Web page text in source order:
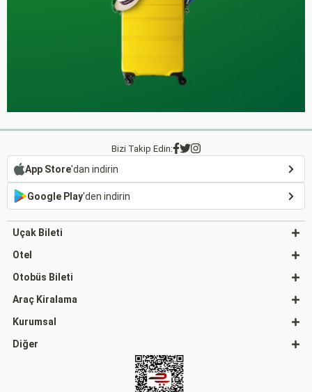
Bizi Takip Edin:
App Store'dan indirin
Google Play'den indirin
Uçak Bileti
Otel
Otobüs Bileti
Araç Kiralama
Kurumsal
Diğer